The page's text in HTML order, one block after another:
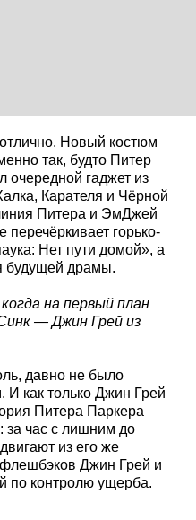
Новый костюм
так, будто Питер
очередной гаджет из
Карателя и Чёрной
Питера и ЭмДжей
перечёркивает горько-
Нет пути домой», а
будущей драмы.
на первый план
— Джин Грей из
давно не было
И как только Джин Грей
Питера Паркера
за час с лишним до
из его же
Джин Грей и
по контролю ущерба.